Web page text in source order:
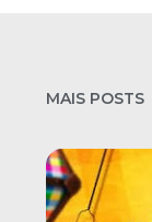
MAIS POSTS